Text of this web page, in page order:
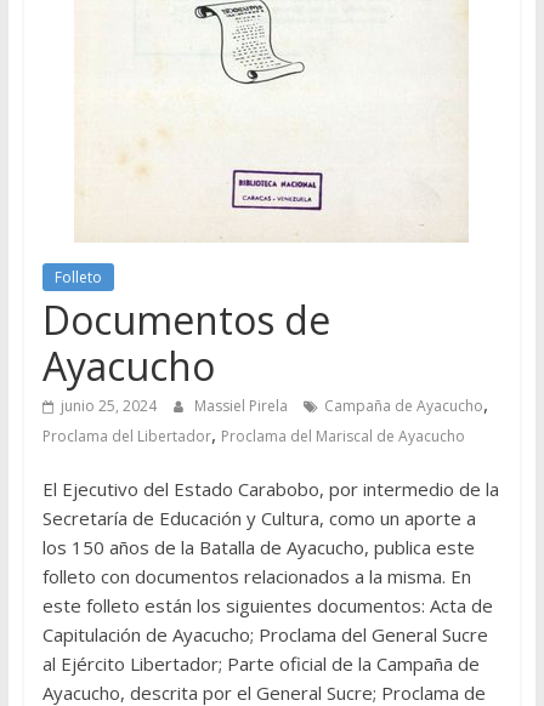
Folleto
Documentos de
Ayacucho
junio 25, 2024 Massiel Pirela Campaña de Ayacucho,
Proclama del Libertador, Proclama del Mariscal de Ayacucho
El Ejecutivo del Estado Carabobo, por intermedio de la
Secretaría de Educación y Cultura, como un aporte a
los 150 años de la Batalla de Ayacucho, publica este
folleto con documentos relacionados a la misma. En
este folleto están los siguientes documentos: Acta de
Capitulación de Ayacucho; Proclama del General Sucre
al Ejército Libertador; Parte oficial de la Campaña de
Ayacucho, descrita por el General Sucre; Proclama de